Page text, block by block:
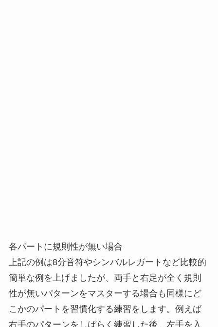
各パートに規則性が無い場合
上記の例は8分音符やシンバルレガートなど比較的
簡単な例を上げましたが、両手と右足が全く規則
性が無いパターンをマスターする場合も同様にど
こかのパートを習慣化する練習をします。例えば
右手のパターンをしばらく練習した後、左手を入